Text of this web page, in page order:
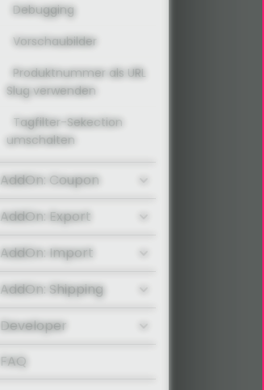
Debugging
Vorschaubilder
Produktnummer als URL
Slug verwenden
Tagfilter-Sekection
umschalten
AddOn: Coupon
AddOn: Export
AddOn: Import
AddOn: Shipping
Developer
FAQ